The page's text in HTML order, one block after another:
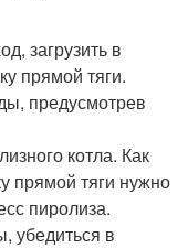
загрузить в
прямой тяги.
предусмотрев
котла. Как
прямой тяги нужно
пиролиза.
убедиться в